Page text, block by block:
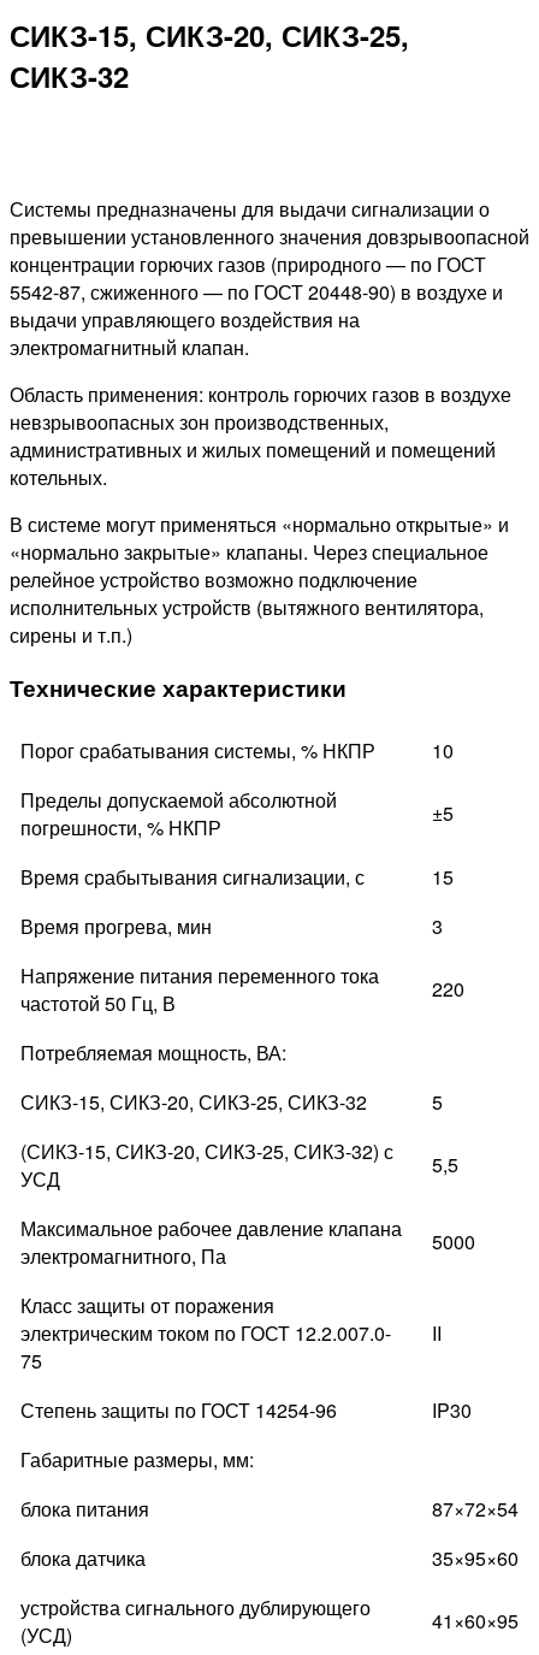
СИКЗ-15, СИКЗ-20, СИКЗ-25,
СИКЗ-32
Системы предназначены для выдачи сигнализации о
превышении установленного значения довзрывоопасной
концентрации горючих газов (природного — по ГОСТ
5542-87, сжиженного — по ГОСТ 20448-90) в воздухе и
выдачи управляющего воздействия на
электромагнитный клапан.
Область применения: контроль горючих газов в воздухе
невзрывоопасных зон производственных,
административных и жилых помещений и помещений
котельных.
В системе могут применяться «нормально открытые» и
«нормально закрытые» клапаны. Через специальное
релейное устройство возможно подключение
исполнительных устройств (вытяжного вентилятора,
сирены и т.п.)
Технические характеристики
Порог срабатывания системы, % НКПР
10
Пределы допускаемой абсолютной
погрешности, % НКПР
±5
Время срабытывания сигнализации, с
15
Время прогрева, мин
3
Напряжение питания переменного тока
частотой 50 Гц, В
220
Потребляемая мощность, ВА:
СИКЗ-15, СИКЗ-20, СИКЗ-25, СИКЗ-32
5
(СИКЗ-15, СИКЗ-20, СИКЗ-25, СИКЗ-32) с
УСД
5,5
Максимальное рабочее давление клапана
электромагнитного, Па
5000
Класс защиты от поражения
электрическим током по ГОСТ 12.2.007.0-
75
II
Степень защиты по ГОСТ 14254-96
IP30
Габаритные размеры, мм:
блока питания
87×72×54
блока датчика
35×95×60
устройства сигнального дублирующего
(УСД)
41×60×95